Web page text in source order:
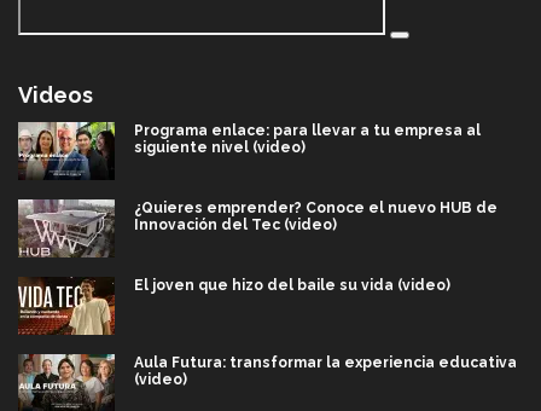
Videos
Programa enlace: para llevar a tu empresa al
siguiente nivel (video)
¿Quieres emprender? Conoce el nuevo HUB de
Innovación del Tec (video)
El joven que hizo del baile su vida (video)
Aula Futura: transformar la experiencia educativa
(video)